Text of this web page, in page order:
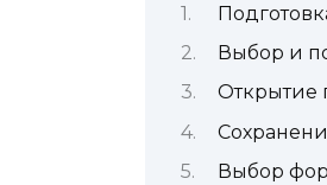
Выбор и
Открытие
Выбор